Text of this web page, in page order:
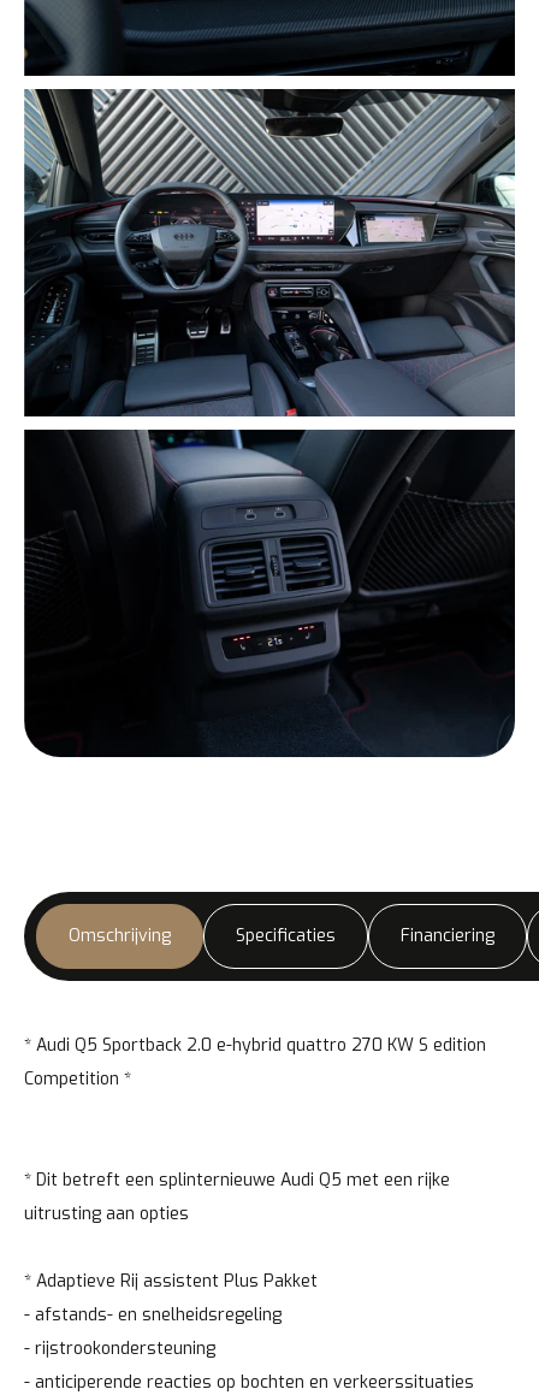
Omschrijving Specificaties Financiering
* Audi Q5 Sportback 2.0 e-hybrid quattro 270 KW S edition
Competition *
* Dit betreft een splinternieuwe Audi Q5 met een rijke
uitrusting aan opties
* Adaptieve Rij assistent Plus Pakket
- afstands- en snelheidsregeling
- rijstrookondersteuning
- anticiperende reacties op bochten en verkeerssituaties